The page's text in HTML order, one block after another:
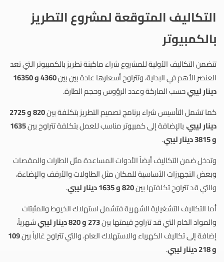
التكاليف المتوقعة لمشروع التطريز
بالكمبيوتر
تتضمن التكاليف الأولية للمشروع شراء ماكينة تطريز بالكمبيوتر التي تعد
العنصر الأهم في البداية، وتتراوح أسعارها عادة بين بين
4360 و 16350
دينار ليبيحسب الماركة وعدد الرؤوس وحجم الطارة.
كما تشمل التأسيس شراء برنامج تصميم التطريز بتكلفة بين
820 و 2725
دينار ليبي، بالإضافة إلى كمبيوتر مناسب للعمل بتكلفة تتراوح بين1635
و 3815 دينار ليبي
.
وتدخل ضمن التكاليف أيضاً الأدوات المساعدة مثل الطارات والمقصات
وبعض التجهيزات الأساسية للمكان مثل الطاولات والأرفف والإضاءة،
والتي قد تتراوح تكلفتها بين820 و 1635 دينار ليبي
.
أما التكاليف التشغيلية الشهرية فتشمل استهلاك الخيوط والمثبتات
والمواد الخام التي قد تتراوح قيمتها بين273 و 820 دينار ليبي
شهرياً،
إضافة إلى تكاليف الكهرباء والاستهلاك العام، والتي تتراوح غالباً بين109
و 218 دينار ليبي
.